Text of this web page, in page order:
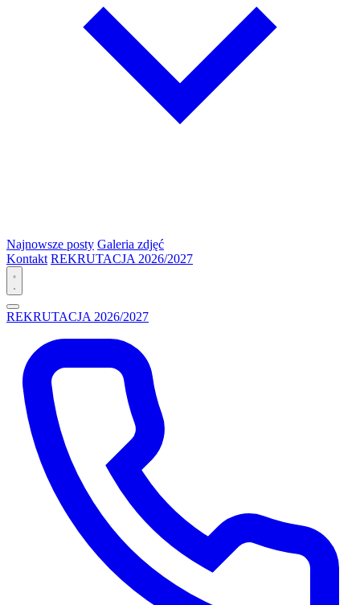
Najnowsze posty Galeria zdjęć
Kontakt REKRUTACJA 2026/2027
REKRUTACJA 2026/2027